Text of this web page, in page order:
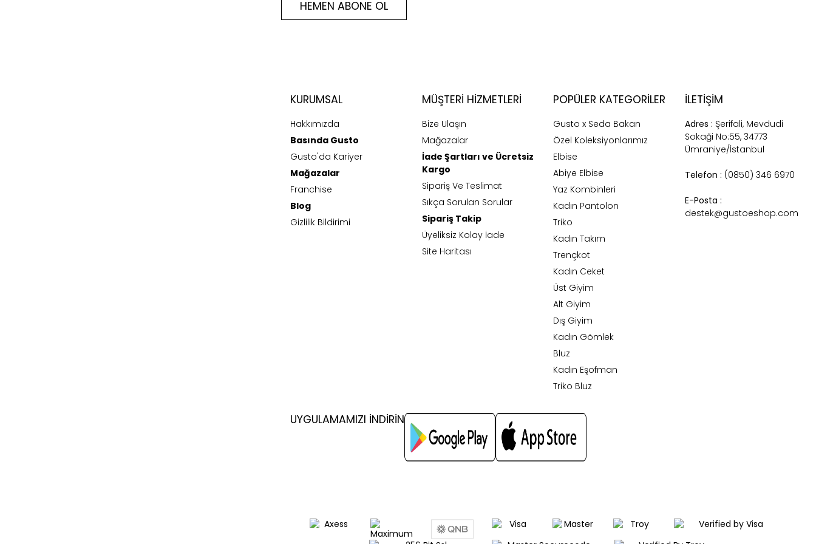
HEMEN ABONE OL
KURUMSAL
Hakkımızda
Basında Gusto
Gusto'da Kariyer
Mağazalar
Franchise
Blog
Gizlilik Bildirimi
MÜŞTERI HIZMETLERI
Bize Ulaşın
Mağazalar
İade Şartları ve Ücretsiz
Kargo
Sipariş Ve Teslimat
Sıkça Sorulan Sorular
Sipariş Takip
Üyeliksiz Kolay İade
Site Haritası
POPÜLER KATEGORILER
Gusto x Seda Bakan
Özel Koleksiyonlarımız
Elbise
Abiye Elbise
Yaz Kombinleri
Kadın Pantolon
Triko
Kadın Takım
Trençkot
Kadın Ceket
Üst Giyim
Alt Giyim
Dış Giyim
Kadın Gömlek
Bluz
Kadın Eşofman
Triko Bluz
İLETİŞİM
Adres : Şerifali, Mevdudi
Sokaği No:55, 34773
Ümraniye/İstanbul
Telefon : (0850) 346 6970
E-Posta :
destek@gustoeshop.com
UYGULAMAMIZI İNDİRİN